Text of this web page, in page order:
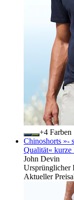
+
Farben
Chinoshorts »-
Qualität« kurze
John Devin
Ursprünglicher
Aktueller Preis